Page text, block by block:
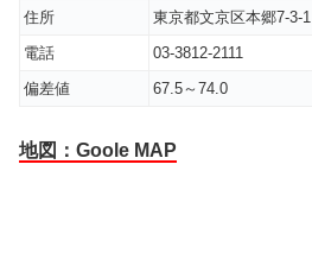
住所
東京都文京区本郷7-3-1
電話
03-3812-2111
偏差値
67.5～74.0
地図：Goole MAP